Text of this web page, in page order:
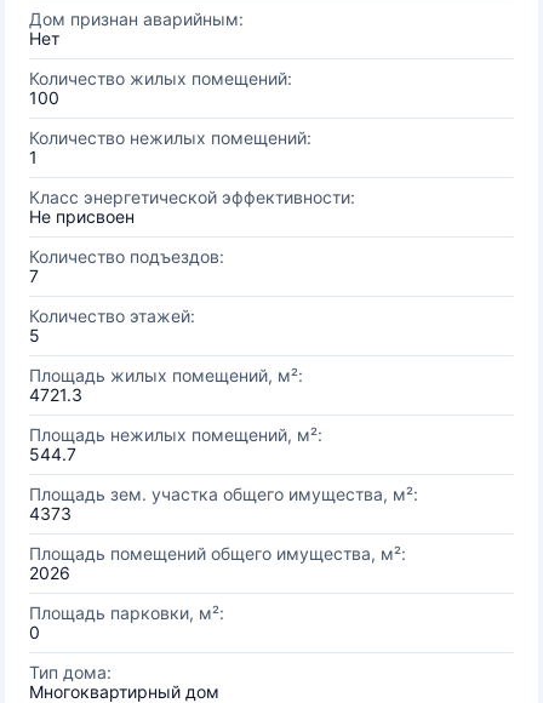
Дом признан аварийным:
Нет
Количество жилых помещений:
100
Количество нежилых помещений:
1
Класс энергетической эффективности:
Не присвоен
Количество подъездов:
7
Количество этажей:
5
Площадь жилых помещений, м²:
4721.3
Площадь нежилых помещений, м²:
544.7
Площадь зем. участка общего имущества, м²:
4373
Площадь помещений общего имущества, м²:
2026
Площадь парковки, м²:
0
Тип дома:
Многоквартирный дом